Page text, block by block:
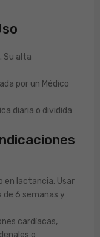
Su alta
por un Médico
diaria o dividida
en lactancia. Usar
de 6 semanas y
cardíacas,
o